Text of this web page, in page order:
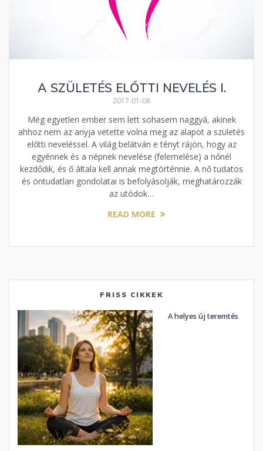
A SZÜLETÉS ELŐTTI NEVELÉS I.
2017-01-08
Még egyetlen ember sem lett sohasem naggyá, akinek
ahhoz nem az anyja vetette volna meg az alapot a születés
előtti neveléssel. A világ belátván e tényt rájön, hogy az
egyénnek és a népnek nevelése (felemelése) a nőnél
kezdődik, és ő általa kell annak megtörténnie. A nő tudatos
és öntudatlan gondolatai is befolyásolják, meghatározzák
az utódok…
READ MORE
FRISS CIKKEK
A helyes új teremtés